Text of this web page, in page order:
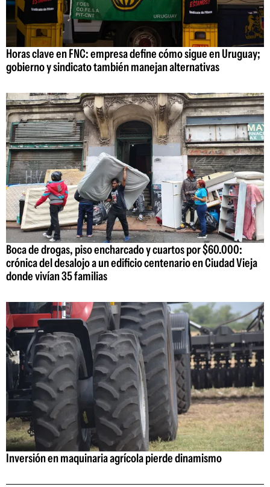
Horas clave en FNC: empresa define cómo sigue en Uruguay;
gobierno y sindicato también manejan alternativas
Boca de drogas, piso encharcado y cuartos por $60.000:
crónica del desalojo a un edificio centenario en Ciudad Vieja
donde vivían 35 familias
Inversión en maquinaria agrícola pierde dinamismo